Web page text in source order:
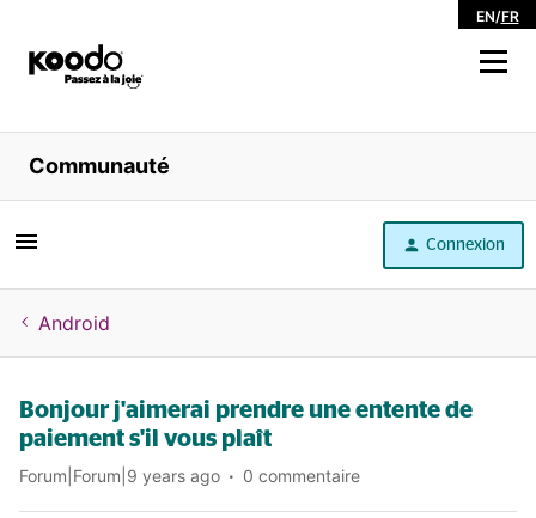
EN/FR
Magasiner
Libre service
Aide
Communauté
Connexion
Android
Bonjour j'aimerai prendre une entente de
paiement s'il vous plaît
Forum|Forum|9 years ago 0 commentaire